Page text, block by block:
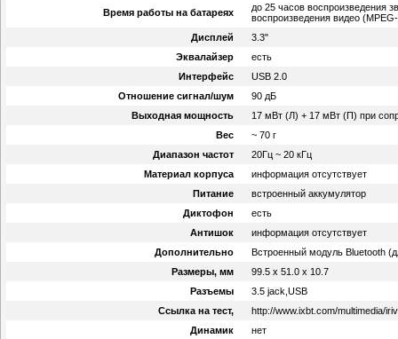
Время работы на батареях
до 25 часов воспроизведения
воспроизведения видео
Дисплей
3.3"
Эквалайзер
есть
Интерфейс
USB 2.0
Отношение сигнал/шум
90 дБ
Выходная мощность
17 мВт (Л) + 17 мВт (П) при
Вес
~ 70 г
Диапазон частот
20Гц ~ 20 кГц
Материал корпуса
информация отсутствует
Питание
встроенный аккумулятор
Диктофон
есть
Антишок
информация отсутствует
Дополнительно
Встроенный модуль Bluetooth
Размеры, мм
99.5 x 51.0 x 10.7
Разъемы
3.5 jack,USB
Ссылка на тест,
http://www.ixbt.com/multimedia/
Динамик
нет